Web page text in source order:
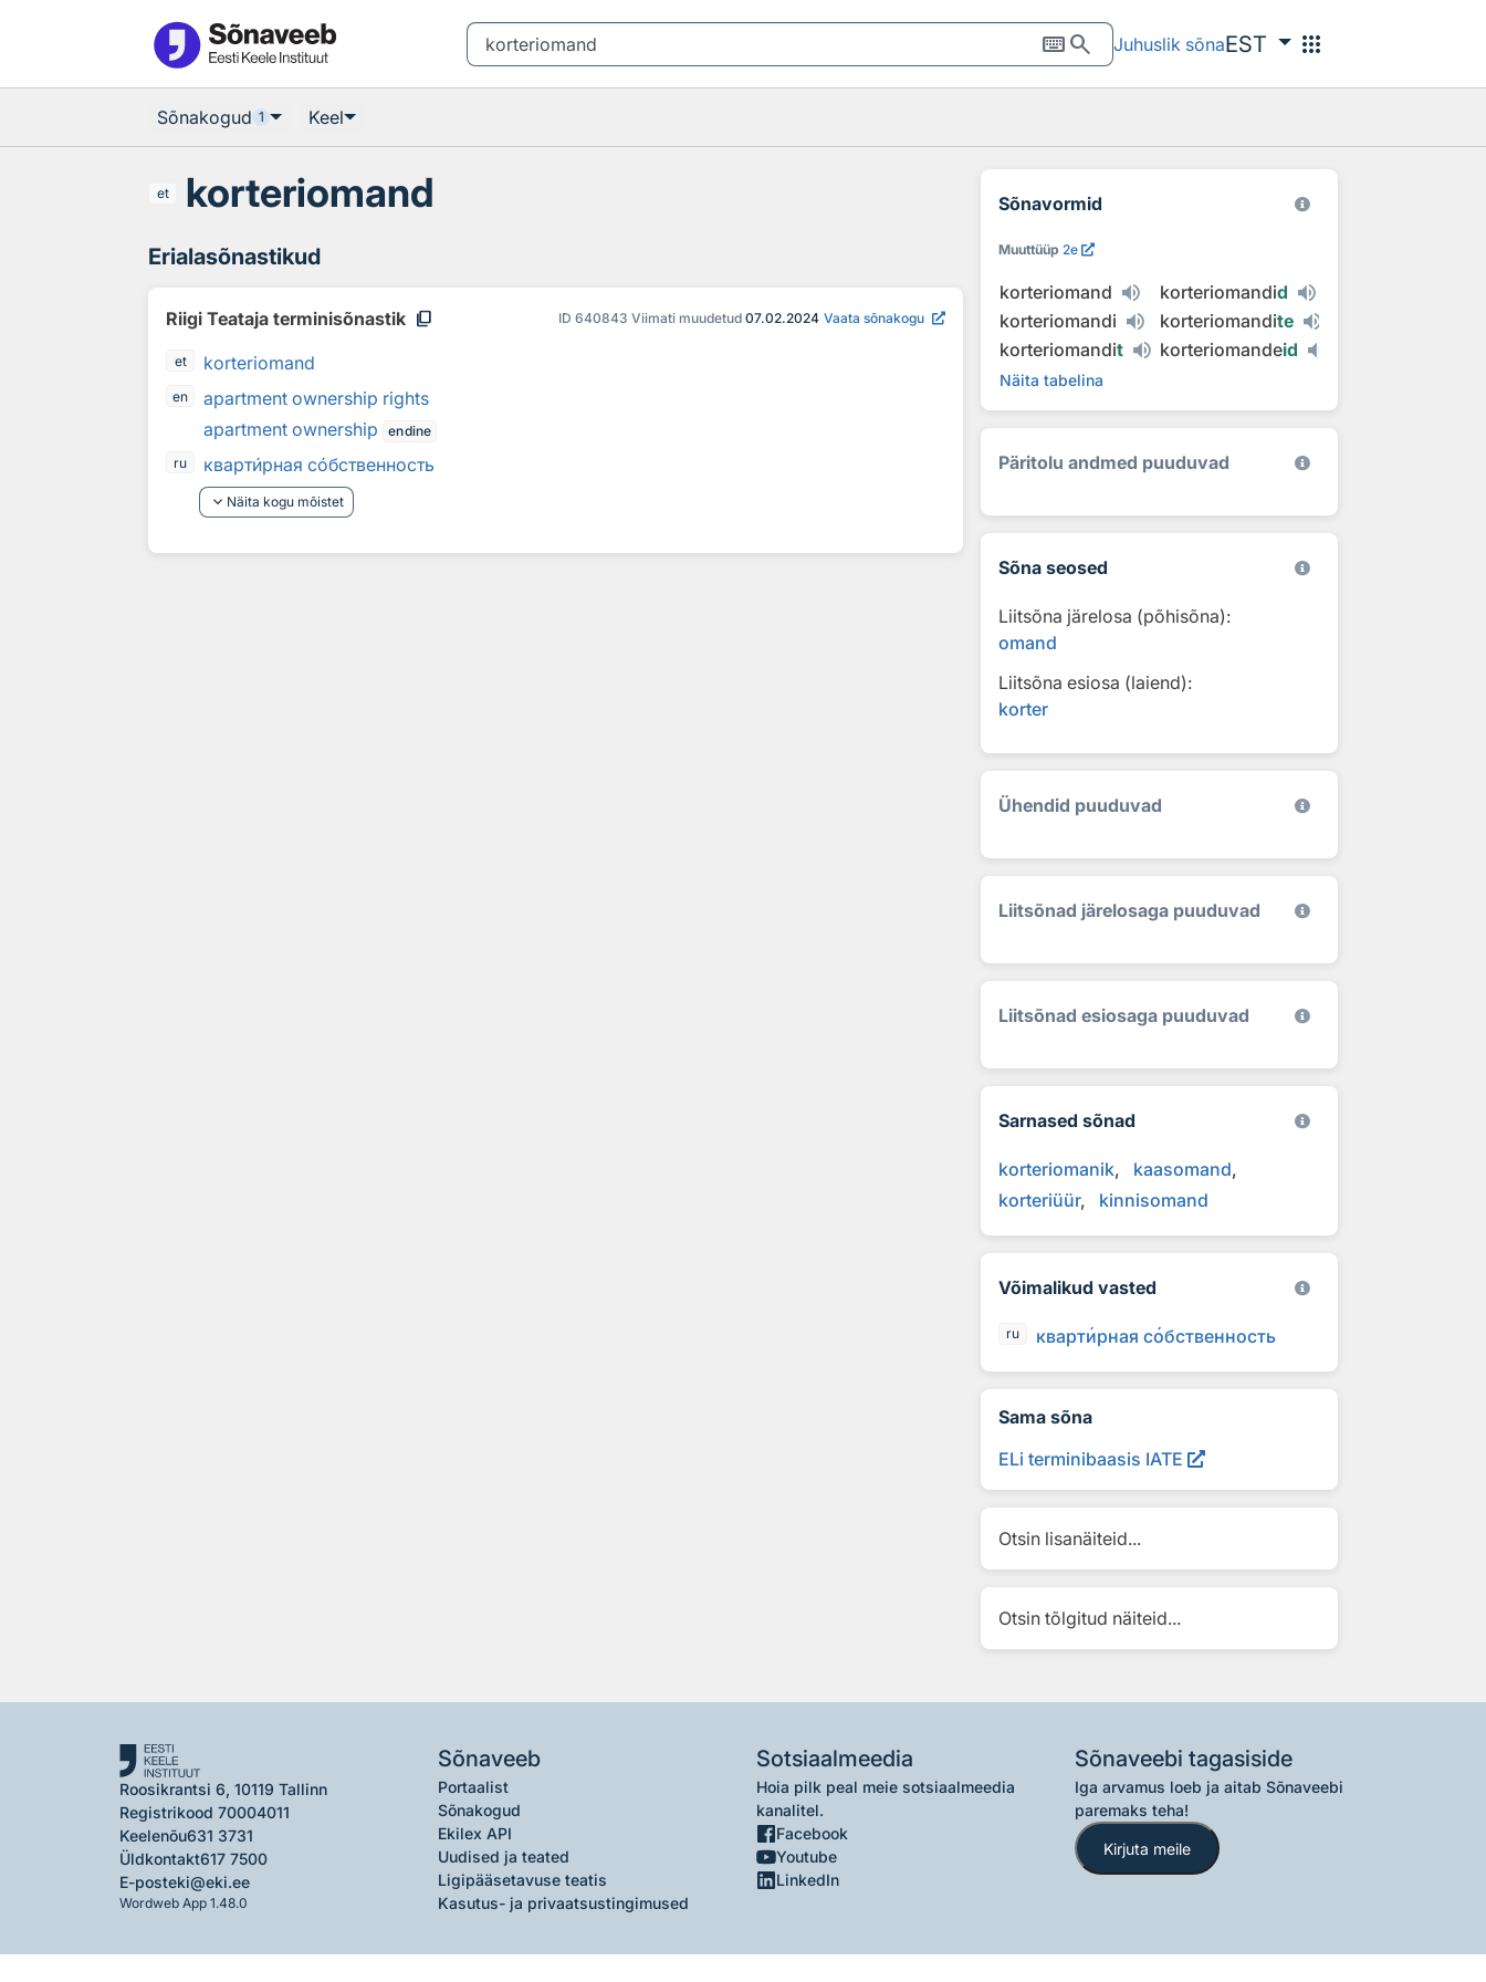
keyboardsearch Juhuslik sõnaEST apps
Sõnakogud 1 Keel
et korteriomand
Erialasõnastikud
Riigi Teataja terminisõnastik content_copy ID 640843 Viimati muudetud 07.02.2024 Vaata sõnakogu
et korteriomand
en
apartment ownership rights
apartment ownership
endine
ru
квартирная собственность
keyboard_arrow_down Näita kogu mõistet
Sõnavormid
Muuttüüp 2e
korteriomand korteriomandid
korteriomandi
korteriomandite
korteriomandit korteriomandeid
Näita tabelina
Päritolu andmed puuduvad
Sõna seosed
Liitsõna järelosa (põhisõna):
omand
Liitsõna esiosa (laiend):
korter
Ühendid puuduvad
Liitsõnad järelosaga puuduvad
Liitsõnad esiosaga puuduvad
Sarnased sõnad
korteriomanik
kaasomand
korteriüür
kinnisomand
Võimalikud vasted
ru квартирная собственность
Sama sõna
ELi terminibaasis IATE
Otsin lisanäiteid...
Otsin tõlgitud näiteid...
Roosikrantsi 6, 10119 Tallinn
Registrikood 70004011
Keelenõu631 3731
Üldkontakt617 7500
E-posteki@eki.ee
Wordweb App 1.48.0
Sõnaveeb
Portaalist
Sõnakogud
Ekilex API
Uudised ja teated
Ligipääsetavuse teatis
Kasutus- ja privaatsustingimused
Sotsiaalmeedia
Hoia pilk peal meie sotsiaalmeedia
kanalitel.
Facebook
Youtube
LinkedIn
Sõnaveebi tagasiside
Iga arvamus loeb ja aitab Sõnaveebi
paremaks teha!
Kirjuta meile